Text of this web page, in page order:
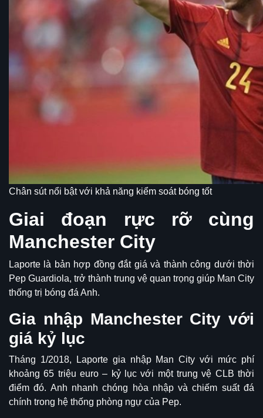
Chân sút nổi bật với khả năng kiểm soát bóng tốt
Giai đoạn rực rỡ cùng
Manchester City
Laporte là bản hợp đồng đắt giá và thành công dưới thời
Pep Guardiola, trở thành trung vệ quan trọng giúp Man City
thống trị bóng đá Anh.
Gia nhập Manchester City với
giá kỷ lục
Tháng 1/2018, Laporte gia nhập Man City với mức phí
khoảng 65 triệu euro – kỷ lục với một trung vệ CLB thời
điểm đó. Anh nhanh chóng hòa nhập và chiếm suất đá
chính trong hệ thống phòng ngự của Pep.